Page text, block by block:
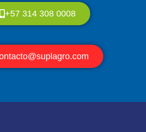
+57 314 308 0008